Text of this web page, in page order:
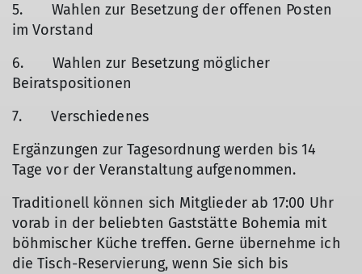
5. Wahlen zur Besetzung der offenen Posten
im Vorstand
6. Wahlen zur Besetzung möglicher
Beiratspositionen
7. Verschiedenes
Ergänzungen zur Tagesordnung werden bis 14
Tage vor der Veranstaltung aufgenommen.
Traditionell können sich Mitglieder ab 17:00 Uhr
vorab in der beliebten Gaststätte Bohemia mit
böhmischer Küche treffen. Gerne übernehme ich
die Tisch-Reservierung, wenn Sie sich bis